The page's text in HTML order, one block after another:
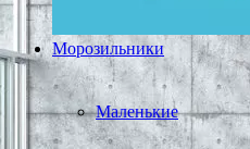
Морозильники
Маленькие